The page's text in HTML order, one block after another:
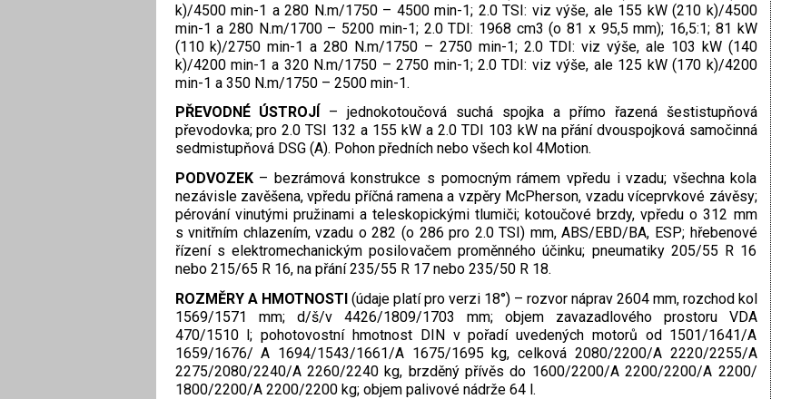
k)/4500 min-1 a 280 N.m/1750 – 4500 min-1; 2.0 TSI: viz výše, ale 155 kW (210 k)/4500
min-1 a 280 N.m/1700 – 5200 min-1; 2.0 TDI: 1968 cm3 (o 81 x 95,5 mm); 16,5:1; 81 kW
(110 k)/2750 min-1 a 280 N.m/1750 – 2750 min-1; 2.0 TDI: viz výše, ale 103 kW (140
k)/4200 min-1 a 320 N.m/1750 – 2750 min-1; 2.0 TDI: viz výše, ale 125 kW (170 k)/4200
min-1 a 350 N.m/1750 – 2500 min-1.
PŘEVODNÉ ÚSTROJÍ
– jednokotoučová suchá spojka a přímo řazená šestistupňová
převodovka; pro 2.0 TSI 132 a 155 kW a 2.0 TDI 103 kW na přání dvouspojková samočinná
sedmistupňová DSG (A). Pohon předních nebo všech kol 4Motion.
PODVOZEK– bezrámová konstrukce s pomocným rámem vpředu i vzadu; všechna kola
nezávisle zavěšena, vpředu příčná ramena a vzpěry McPherson, vzadu víceprvkové závěsy;
pérování vinutými pružinami a teleskopickými tlumiči; kotoučové brzdy, vpředu o 312 mm
s vnitřním chlazením, vzadu o 282 (o 286 pro 2.0 TSI) mm, ABS/EBD/BA, ESP; hřebenové
řízení s elektromechanickým posilovačem proměnného účinku; pneumatiky 205/55 R 16
nebo 215/65 R 16, na přání 235/55 R 17 nebo 235/50 R 18.
ROZMĚRY A HMOTNOSTI(údaje platí pro verzi 18°) – rozvor náprav 2604 mm, rozchod kol
1569/1571 mm; d/š/v 4426/1809/1703 mm; objem zavazadlového prostoru VDA
470/1510 l; pohotovostní hmotnost DIN v pořadí uvedených motorů od 1501/1641/A
1659/1676/ A 1694/1543/1661/A 1675/1695 kg, celková 2080/2200/A 2220/2255/A
2275/2080/2240/A 2260/2240 kg, brzděný přívěs do 1600/2200/A 2200/2200/A 2200/
1800/2200/A 2200/2200 kg; objem palivové nádrže 64 l.